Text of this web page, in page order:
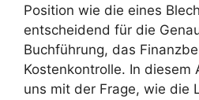
Position wie die eines
entscheidend für die
Buchführung, das
Kostenkontrolle. In
uns mit der Frage, wie die